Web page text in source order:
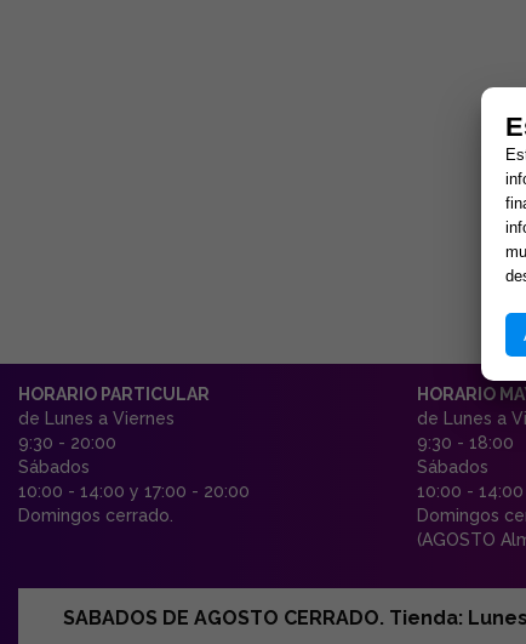
HORARIO PARTICULAR
de Lunes a Viernes
9:30 - 20:00
Sábados
10:00 - 14:00 y 17:00 - 20:00
Domingos cerrado.
HORARIO
de Lunes a
9:30 - 18:00
Sábados
10:00 -
Domingos
(AGOSTO
SABADOS DE AGOSTO CERRADO. Tienda: